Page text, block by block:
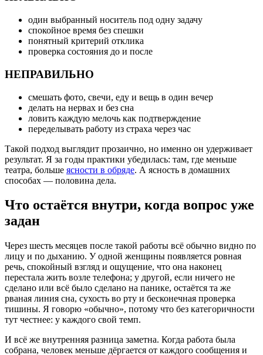
один выбранный носитель под одну задачу
спокойное время без спешки
понятный критерий отклика
проверка состояния до и после
НЕПРАВИЛЬНО
смешать фото, свечи, еду и вещь в один вечер
делать на нервах и без сна
ловить каждую мелочь как подтверждение
переделывать работу из страха через час
Такой подход выглядит прозаично, но именно он удерживает
результат. Я за годы практики убедилась: там, где меньше
театра, больше ясности в обряде. А ясность в домашних
способах — половина дела.
Что остаётся внутри, когда вопрос уже
задан
Через шесть месяцев после такой работы всё обычно видно по
лицу и по дыханию. У одной женщины появляется ровная
речь, спокойный взгляд и ощущение, что она наконец
перестала жить возле телефона; у другой, если ничего не
сделано или всё было сделано на панике, остаётся та же
рваная линия сна, сухость во рту и бесконечная проверка
тишины. Я говорю «обычно», потому что без категоричности
тут честнее: у каждого свой темп.
И всё же внутренняя разница заметна. Когда работа была
собрана, человек меньше дёргается от каждого сообщения и